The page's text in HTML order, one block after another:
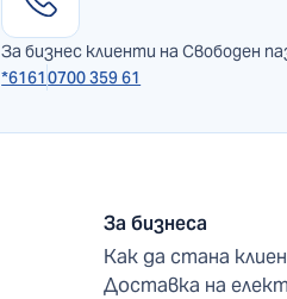
За бизнес клиенти на Свободен
*61610700 359 61
За бизнеса
Как да стана
Доставка на